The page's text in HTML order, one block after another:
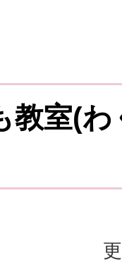
教室(わ